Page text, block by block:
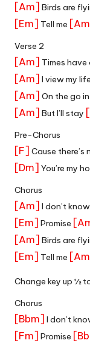
[Am] Birds are
[Em] Tell me
Verse 2
[Am] Times
[Am] I view my life
[Am] On the go
[Am] But I’ll stay
Pre-Chorus
[F] Cause there’s
[Dm] You’re my
Chorus
[Am] I don’t
[Em] Promise
[Am] Birds are
[Em] Tell me
Change key up ½
Chorus
[Bbm] I don’t
[Fm] Promise